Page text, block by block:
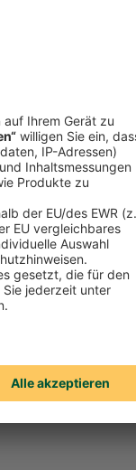
finden
Unsere
von unseren
um die Uhr für Sie
dort bereits für Sie